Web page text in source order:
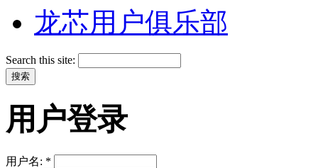
龙芯用户俱乐部
Search this site:
用户登录
用户名: *